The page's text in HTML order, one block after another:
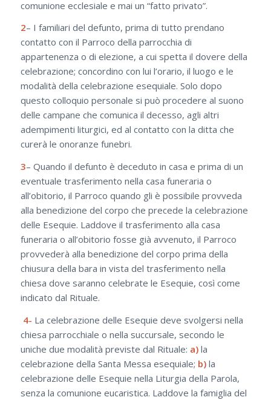
comunione ecclesiale e mai un “fatto privato”.
2– I familiari del defunto, prima di tutto prendano
contatto con il Parroco della parrocchia di
appartenenza o di elezione, a cui spetta il dovere della
celebrazione; concordino con lui l’orario, il luogo e le
modalità della celebrazione esequiale. Solo dopo
questo colloquio personale si può procedere al suono
delle campane che comunica il decesso, agli altri
adempimenti liturgici, ed al contatto con la ditta che
curerà le onoranze funebri.
3– Quando il defunto è deceduto in casa e prima di un
eventuale trasferimento nella casa funeraria o
all’obitorio, il Parroco quando gli è possibile provveda
alla benedizione del corpo che precede la celebrazione
delle Esequie. Laddove il trasferimento alla casa
funeraria o all’obitorio fosse già avvenuto, il Parroco
provvederà alla benedizione del corpo prima della
chiusura della bara in vista del trasferimento nella
chiesa dove saranno celebrate le Esequie, così come
indicato dal Rituale.
4- La celebrazione delle Esequie deve svolgersi nella
chiesa parrocchiale o nella succursale, secondo le
uniche due modalità previste dal Rituale: a)la
celebrazione della Santa Messa esequiale; b)la
celebrazione delle Esequie nella Liturgia della Parola,
senza la comunione eucaristica. Laddove la famiglia del